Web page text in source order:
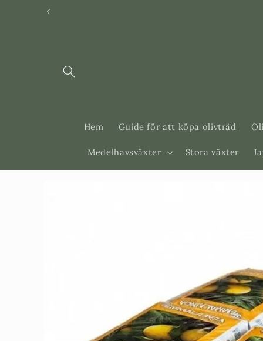
Svenska
Hem Guide för att köpa olivträd
Medelhavsväxter Stora växter